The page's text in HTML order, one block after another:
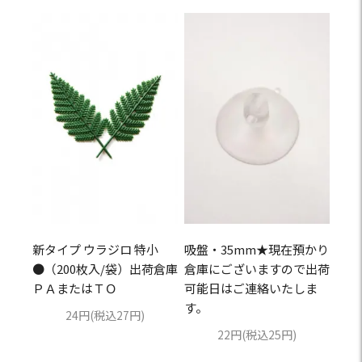
新タイプ ウラジロ 特小
●（200枚入/袋）出荷倉庫
ＰＡまたはＴＯ
24円(税込27円)
吸盤・35mm★現在預かり
倉庫にございますので出荷
可能日はご連絡いたしま
す。
22円(税込25円)